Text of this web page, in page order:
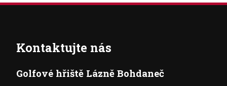
Kontaktujte nás
Golfové hřiště Lázně Bohdaneč